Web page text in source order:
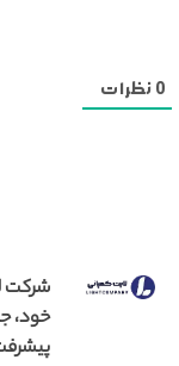
0 نظرات
شرکت
خود،